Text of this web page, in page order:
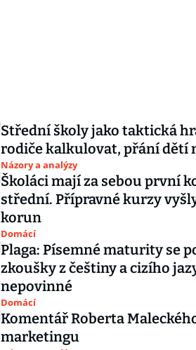
Střední školy jako taktická
rodiče kalkulovat, přání dětí
Názory a analýzy
Školáci mají za sebou první
střední. Přípravné kurzy
korun
Domácí
Plaga: Písemné maturity se
zkoušky z češtiny a cizího
nepovinné
Domácí
Komentář Roberta
marketingu